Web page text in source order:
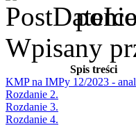
Wpisany
Spis treści
KMP na IMPy 12/2023 -
Rozdanie 2.
Rozdanie 3.
Rozdanie 4.